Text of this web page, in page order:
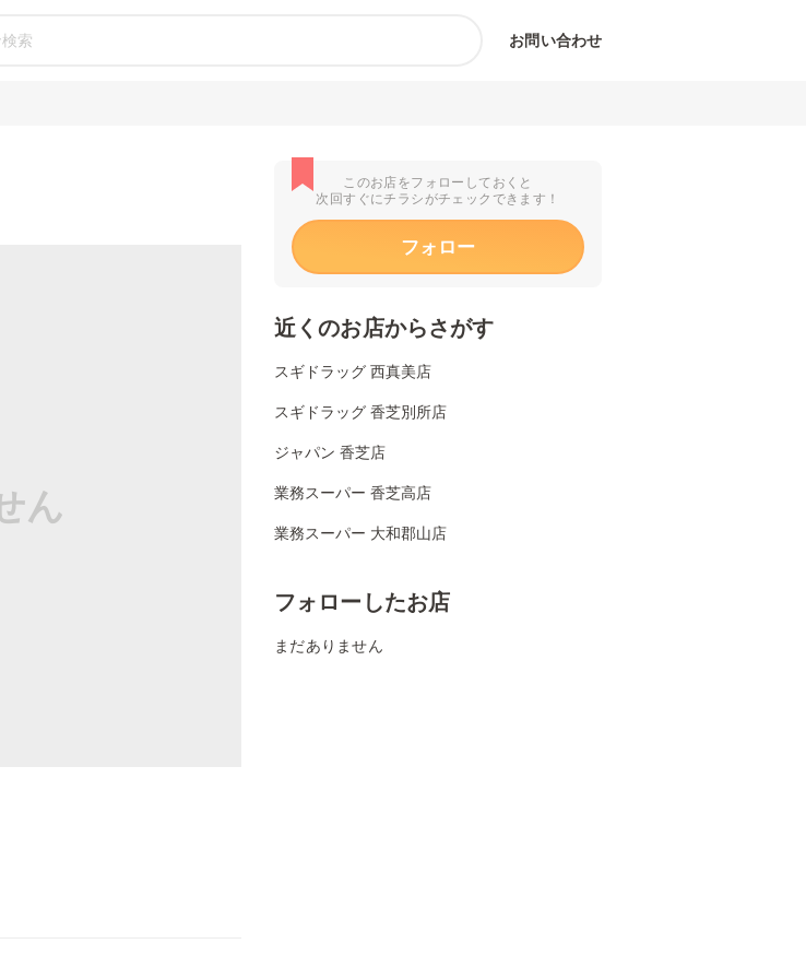
お問い合わせ
ん
このお店をフォローしておくと
次回すぐにチラシがチェックできます！
フォロー
近くのお店からさがす
スギドラッグ 西真美店
スギドラッグ 香芝別所店
ジャパン 香芝店
業務スーパー 香芝高店
業務スーパー 大和郡山店
フォローしたお店
まだありません